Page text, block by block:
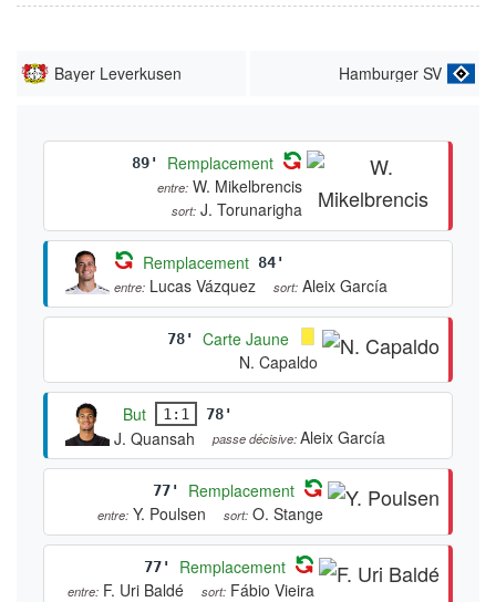
Bayer Leverkusen Hamburger SV
89' Remplacement
entre: W. Mikelbrencis
sort: J. Torunarigha
Remplacement 84'
entre: Lucas Vázquez sort: Aleix García
78'
Carte Jaune
N. Capaldo
But 1:1 78'
J. Quansah passe décisive:Aleix García
77' Remplacement
entre: Y. Poulsen sort: O. Stange
77' Remplacement
entre: F. Uri Baldé sort: Fábio Vieira